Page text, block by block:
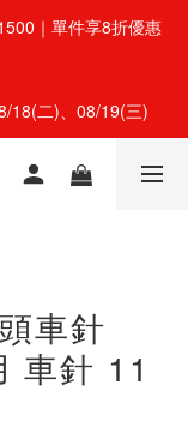
｜單件享8折優惠
18(二)、08/19(三)
車針
車針 11